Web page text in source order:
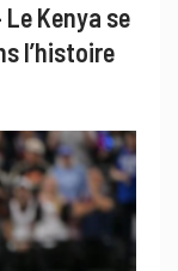
Le Kenya se
l’histoire